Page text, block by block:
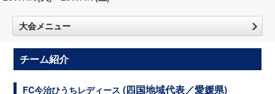
大会メニュー
チーム紹介
FC今治ひうちレディース (四国地域代表／愛媛県)